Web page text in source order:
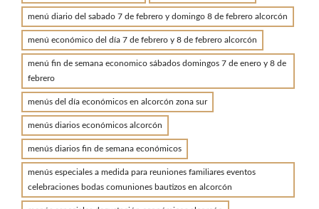
menú diario del sabado 7 de febrero y domingo 8 de febrero alcorcón
menú económico del día 7 de febrero y 8 de febrero alcorcón
menú fin de semana economico sábados domingos 7 de enero y 8 de
febrero
menús del día económicos en alcorcón zona sur
menús diarios económicos alcorcón
menús diarios fin de semana económicos
menús especiales a medida para reuniones familiares eventos
celebraciones bodas comuniones bautizos en alcorcón